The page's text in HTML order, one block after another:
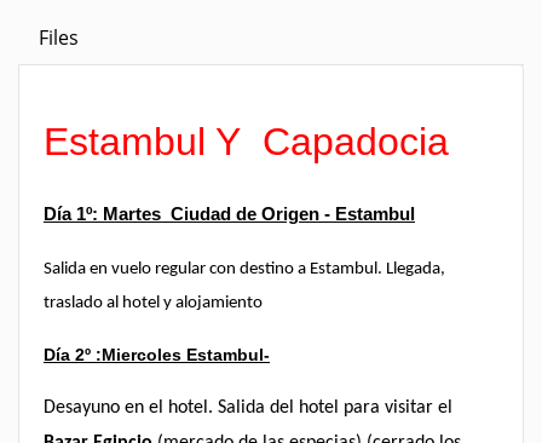
Files
Estambul Y Capadocia
Día 1º: Martes Ciudad de Origen - Estambul
Salida en vuelo regular con destino a Estambul. Llegada,
traslado al hotel y alojamiento
Día 2º :Miercoles Estambul-
Desayuno en el hotel. Salida del hotel para visitar el